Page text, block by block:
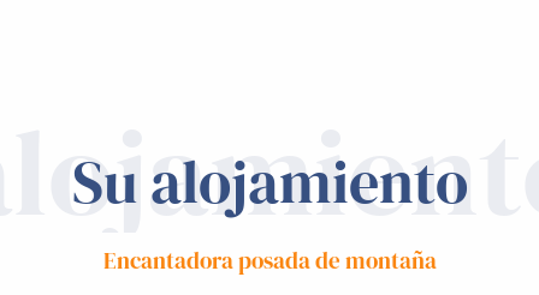
Su alojamiento
Encantadora posada de montaña